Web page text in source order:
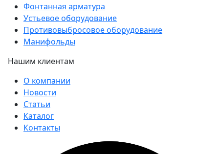
Фонтанная арматура
Устьевое оборудование
Противовыбросовое оборудование
Манифольды
Нашим клиентам
О компании
Новости
Статьи
Каталог
Контакты